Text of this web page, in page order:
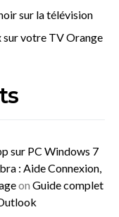
sur la télévision
votre TV Orange
sur PC Windows 7
: Aide Connexion,
on Guide complet